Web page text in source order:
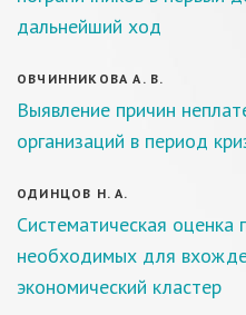
дальнейший ход
ОВЧИННИКОВА А. В.
Выявление причин
организаций в период
ОДИНЦОВ Н. А.
Систематическая оценка
необходимых для
экономический кластер